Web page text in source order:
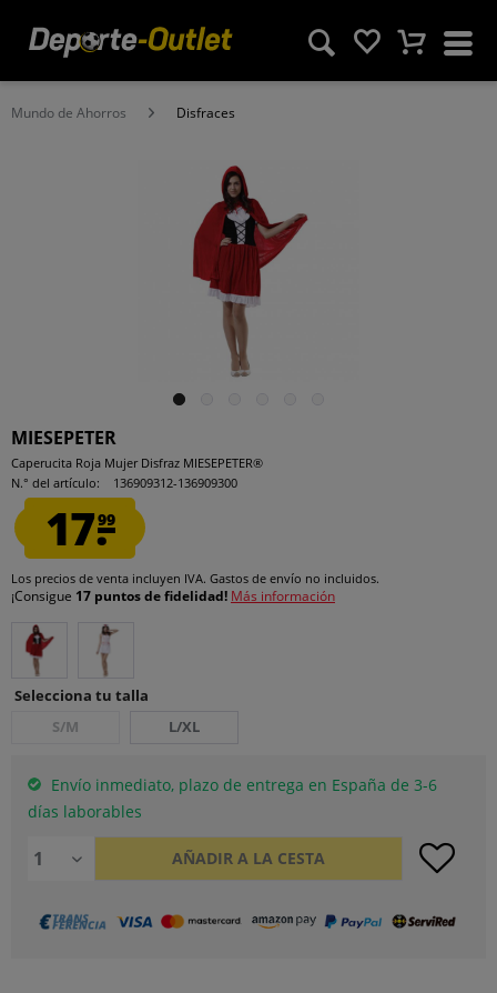
Mundo de Ahorros Disfraces
MIESEPETER
Caperucita Roja Mujer Disfraz MIESEPETER®
N.° del artículo:
136909312-136909300
17.99
Los precios de venta incluyen IVA. Gastos de envío no incluidos.
¡Consigue 17 puntos de fidelidad! Más información
Selecciona tu talla
S/M
L/XL
Envío inmediato, plazo de entrega en España de 3-6
días laborables
AÑADIR A LA CESTA